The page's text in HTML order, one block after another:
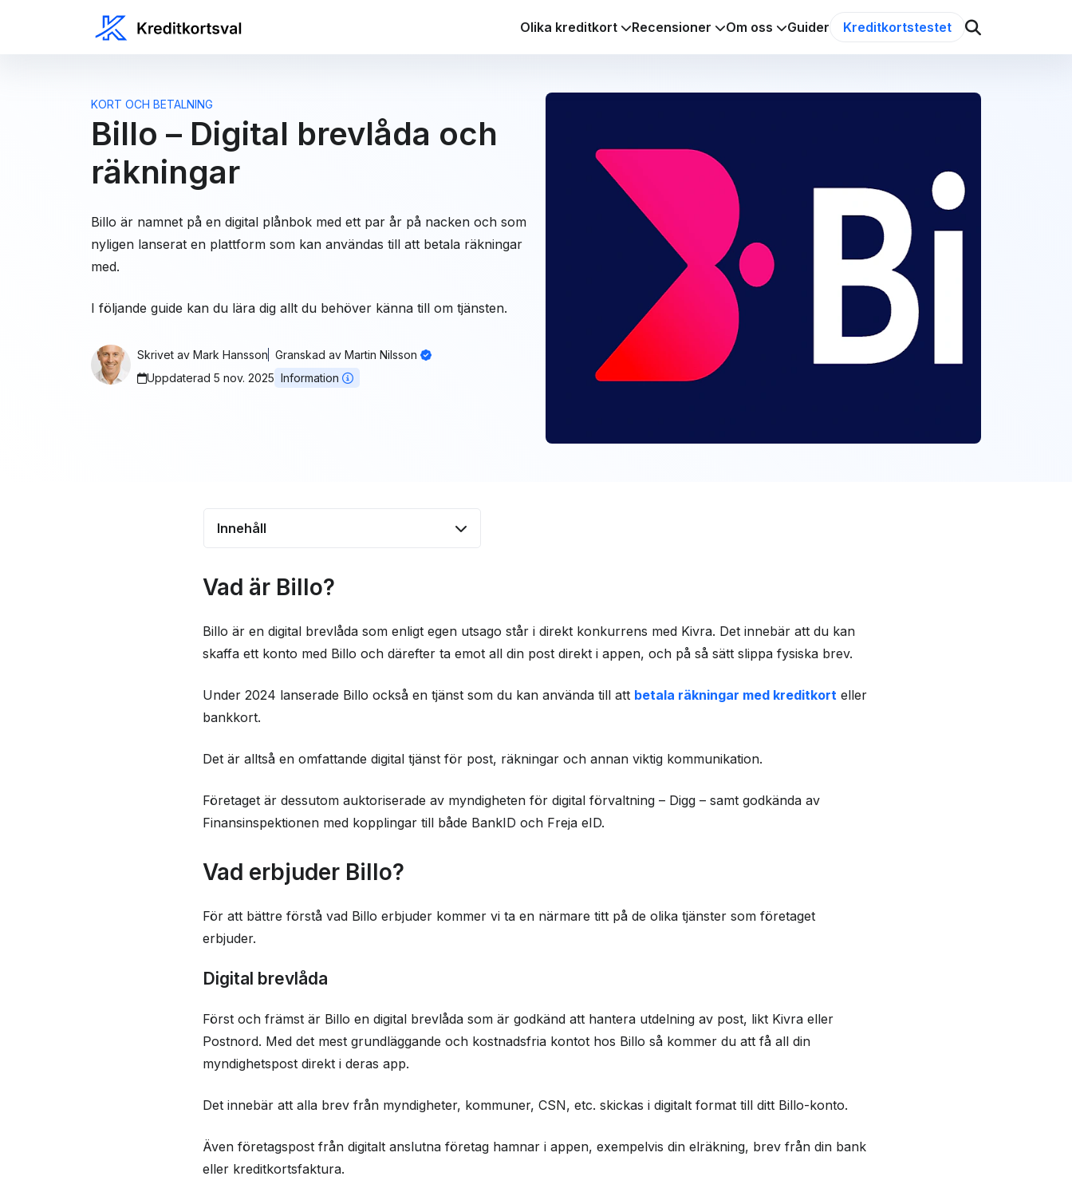
Olika kreditkort Recensioner Om oss Guider Kreditkortstestet
KORT OCH BETALNING
Billo – Digital brevlåda och
räkningar
Billo är namnet på en digital plånbok med ett par år på nacken och som
nyligen lanserat en plattform som kan användas till att betala räkningar
med.
I följande guide kan du lära dig allt du behöver känna till om tjänsten.
Skrivet av Mark Hansson Granskad av Martin Nilsson
Uppdaterad 5 nov. 2025 Information
Innehåll
Vad erbjuder Billo?
Är Billo säkert?
Frågor och svar
Vad är Billo?
Billo är en digital brevlåda som enligt egen utsago står i direkt konkurrens med Kivra. Det innebär att du kan
skaffa ett konto med Billo och därefter ta emot all din post direkt i appen, och på så sätt slippa fysiska brev.
Under 2024 lanserade Billo också en tjänst som du kan använda till att betala räkningar med kreditkort eller
bankkort.
Det är alltså en omfattande digital tjänst för post, räkningar och annan viktig kommunikation.
Företaget är dessutom auktoriserade av myndigheten för digital förvaltning – Digg – samt godkända av
Finansinspektionen med kopplingar till både BankID och Freja eID.
Vad erbjuder Billo?
För att bättre förstå vad Billo erbjuder kommer vi ta en närmare titt på de olika tjänster som företaget
erbjuder.
Digital brevlåda
Först och främst är Billo en digital brevlåda som är godkänd att hantera utdelning av post, likt Kivra eller
Postnord. Med det mest grundläggande och kostnadsfria kontot hos Billo så kommer du att få all din
myndighetspost direkt i deras app.
Det innebär att alla brev från myndigheter, kommuner, CSN, etc. skickas i digitalt format till ditt Billo-konto.
Även företagspost från digitalt anslutna företag hamnar i appen, exempelvis din elräkning, brev från din bank
eller kreditkortsfaktura.